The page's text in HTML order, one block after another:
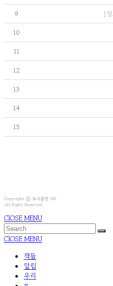
9
[
10
11
12
13
14
15
Copyright ⓒ 도서출판 100
All Right Reserved.
ClOSE MENU
ClOSE MENU
책들
알림
우리